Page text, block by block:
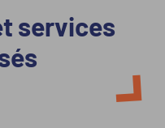
services